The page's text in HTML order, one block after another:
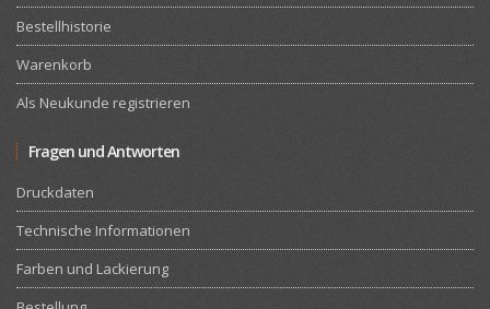
Bestellhistorie
Warenkorb
Als Neukunde registrieren
Fragen und Antworten
Druckdaten
Technische Informationen
Farben und Lackierung